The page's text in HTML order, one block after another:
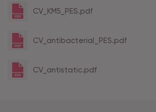
CV_KM5_PES.pdf
CV_antibacterial_PES.pdf
CV_antistatic.pdf